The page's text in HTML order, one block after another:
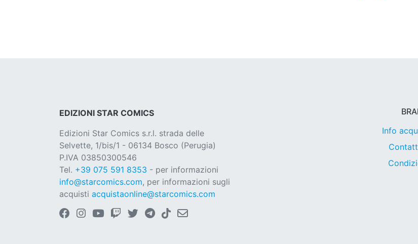
EDIZIONI STAR COMICS
Edizioni Star Comics s.r.l. strada delle
Selvette, 1/bis/1 - 06134 Bosco (Perugia)
P.IVA 03850300546
Tel. +39 075 591 8353 - per informazioni
info@starcomics.com, per informazioni sugli
acquisti acquistaonline@starcomics.com
Info